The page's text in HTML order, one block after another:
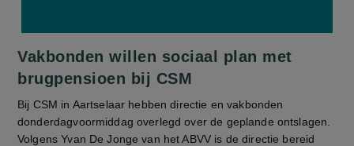
Vakbonden willen sociaal plan met
brugpensioen bij CSM
Bij CSM in Aartselaar hebben directie en vakbonden
donderdagvoormiddag overlegd over de geplande ontslagen.
Volgens Yvan De Jonge van het ABVV is de directie bereid